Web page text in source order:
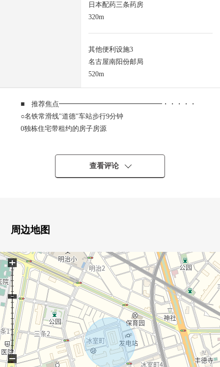
日本配药三条药房
320m
其他便利设施3
名古屋南阳份邮局
520m
■ 推荐焦点━━━━━━━━━━━━━━━・・・・・
○名铁常滑线"道德"车站步行9分钟
0独栋住宅带租约的房子房源
计划回报率：10.34%
计划回报率是为对销售价格的年的计划租金收入(包括公益
金等在内)的比例保持公共税费其他相关房产需要的费用的
位置指定道路：1958年9月15日指定号码第19号幅员4m
本房源正超过规定的建筑面积比，不能查对再建筑建造同
规模的建筑物。除了如上所述建筑面积以外有增建未登记
部分约31.59平米(1楼约5.67平米2楼25.92平米)。增建时期
1976年
关于如上所述增建面积、时期，固定资产税估价金额依靠
证明的记载。
查看评论
周边地图
+
−